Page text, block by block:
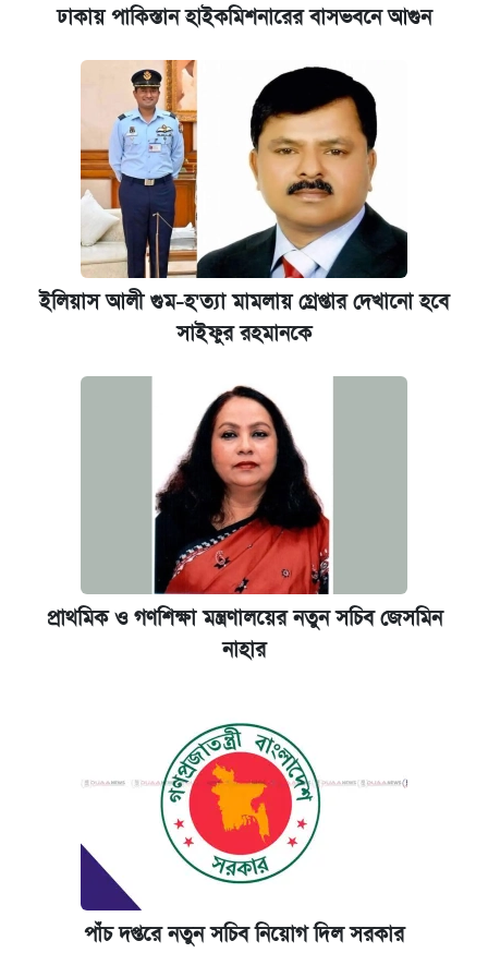
ঢাকায় পাকিস্তান হাইকমিশনারের বাসভবনে আগুন
ইলিয়াস আলী গুম-হ'ত্যা মামলায় গ্রেপ্তার দেখানো হবে
সাইফুর রহমানকে
প্রাথমিক ও গণশিক্ষা মন্ত্রণালয়ের নতুন সচিব জেসমিন
নাহার
পাঁচ দপ্তরে নতুন সচিব নিয়োগ দিল সরকার